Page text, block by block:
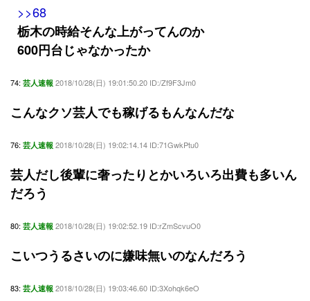
>>68
栃木の時給そんな上がってんのか
600円台じゃなかったか
74: 芸人速報 2018/10/28(日) 19:01:50.20 ID:/Zf9F3Jm0
こんなクソ芸人でも稼げるもんなんだな
76: 芸人速報 2018/10/28(日) 19:02:14.14 ID:71GwkPtu0
芸人だし後輩に奢ったりとかいろいろ出費も多いん
だろう
80: 芸人速報 2018/10/28(日) 19:02:52.19 ID:rZmScvuO0
こいつうるさいのに嫌味無いのなんだろう
83: 芸人速報 2018/10/28(日) 19:03:46.60 ID:3Xohqk6eO